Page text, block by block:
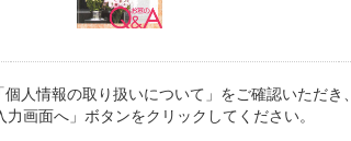
人情報の取り扱いについて」をご確認いただき、
画面へ」ボタンをクリックしてください。